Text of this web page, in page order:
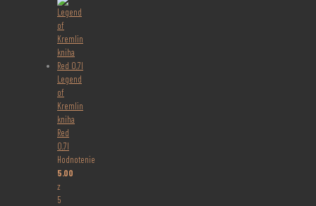
Legend
of
Kremlin
kniha
Red
0,7l
Hodnotenie
5.00
z
5